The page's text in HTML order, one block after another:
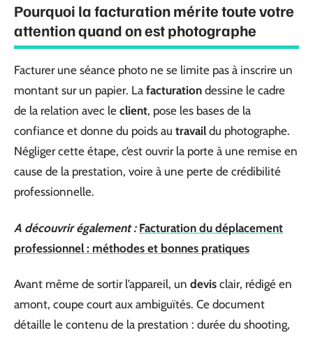
Pourquoi la facturation mérite toute votre
attention quand on est photographe
Facturer une séance photo ne se limite pas à inscrire un
montant sur un papier. La facturation dessine le cadre
de la relation avec le client, pose les bases de la
confiance et donne du poids au travail du photographe.
Négliger cette étape, c’est ouvrir la porte à une remise en
cause de la prestation, voire à une perte de crédibilité
professionnelle.
A découvrir également : Facturation du déplacement
professionnel : méthodes et bonnes pratiques
Avant même de sortir l’appareil, un devis clair, rédigé en
amont, coupe court aux ambiguïtés. Ce document
détaille le contenu de la prestation : durée du shooting,